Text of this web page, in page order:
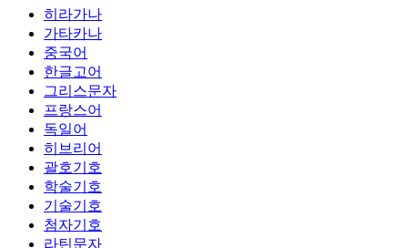
히라가나
가타카나
중국어
한글고어
그리스문자
프랑스어
독일어
히브리어
괄호기호
학술기호
기술기호
첨자기호
라틴문자